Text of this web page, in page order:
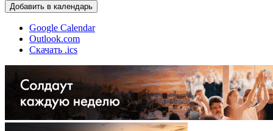
Добавить в календарь
Google Calendar
Outlook.com
Скачать .ics